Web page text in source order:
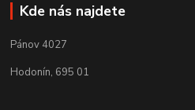
Kde nás najdete
Pánov 4027
Hodonín, 695 01